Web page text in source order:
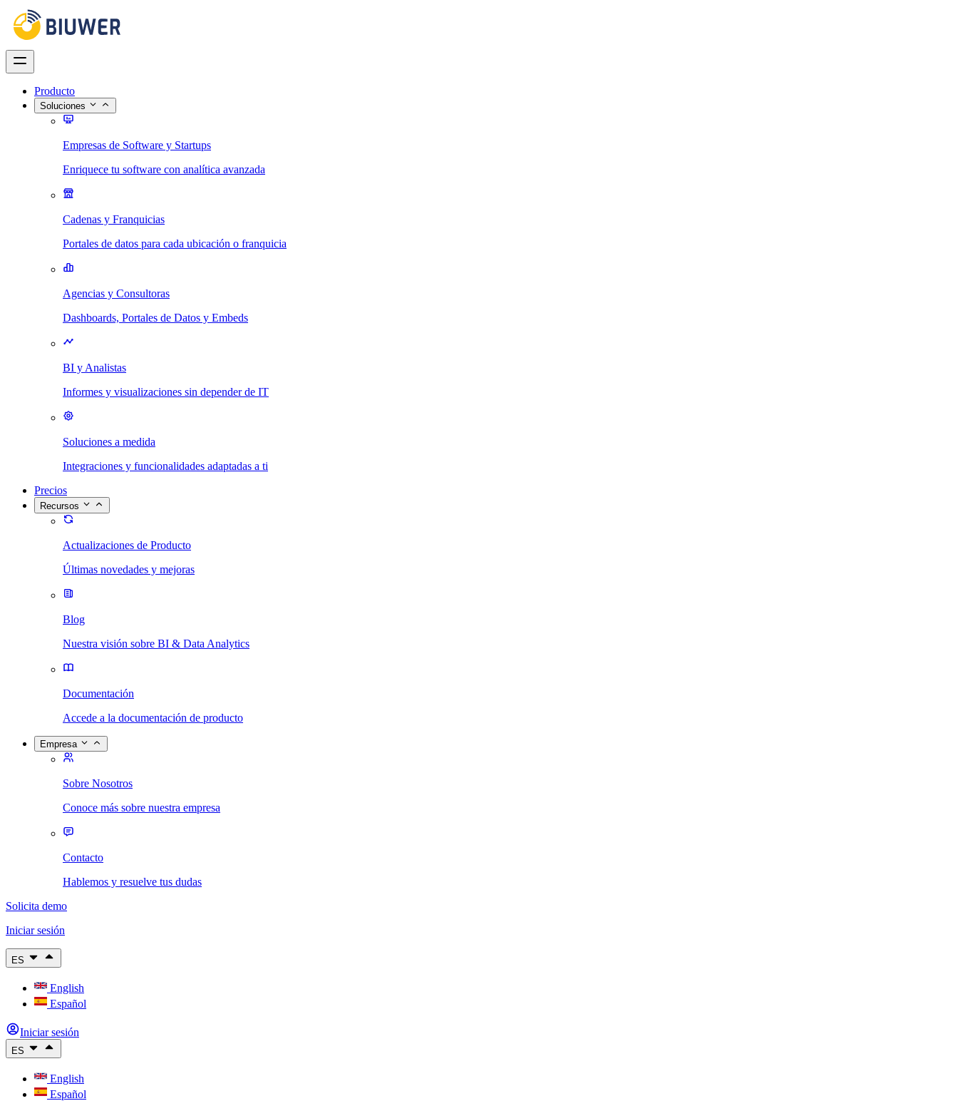
Producto
Soluciones
Empresas de Software y Startups
Enriquece tu software con analítica avanzada
Cadenas y Franquicias
Portales de datos para cada ubicación o franquicia
Agencias y Consultoras
Dashboards, Portales de Datos y Embeds
BI y Analistas
Informes y visualizaciones sin depender de IT
Soluciones a medida
Integraciones y funcionalidades adaptadas a ti
Precios
Recursos
Actualizaciones de Producto
Últimas novedades y mejoras
Blog
Nuestra visión sobre BI & Data Analytics
Documentación
Accede a la documentación de producto
Empresa
Sobre Nosotros
Conoce más sobre nuestra empresa
Contacto
Hablemos y resuelve tus dudas
Solicita demo
Iniciar sesión
ES
English
Español
Iniciar sesión
ES
English
Español